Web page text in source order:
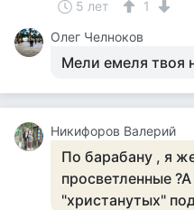
5 лет
1
Олег Челноков
Мели емеля твоя
Никифоров Валерий
По барабану , я
просветленные
"христанутых"